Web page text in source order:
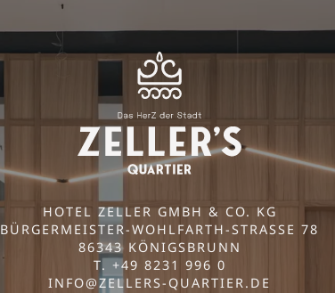
HOTEL ZELLER GMBH & CO. KG
BÜRGERMEISTER-WOHLFARTH-STRASSE 78
86343 KÖNIGSBRUNN
T. +49 8231 996 0
INFO@ZELLERS-QUARTIER. DE